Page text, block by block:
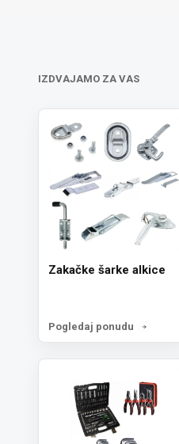
IZDVAJAMO ZA VAS
Zakačke šarke alkice
Pogledaj ponudu